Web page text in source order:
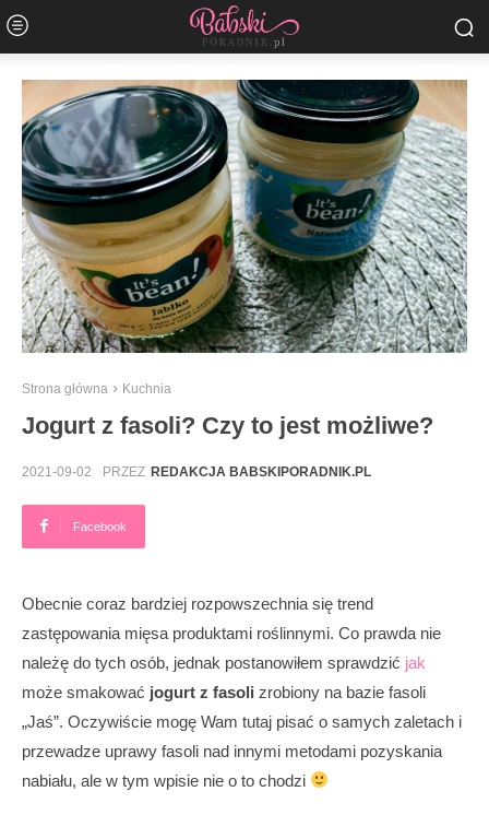
Strona główna Kuchnia
Jogurt z fasoli? Czy to jest możliwe?
2021-09-02 PRZEZ REDAKCJA BABSKIPORADNIK.PL
Facebook
Obecnie coraz bardziej rozpowszechnia się trend
zastępowania mięsa produktami roślinnymi. Co prawda nie
należę do tych osób, jednak postanowiłem sprawdzić jak
może smakować jogurt z fasoli zrobiony na bazie fasoli
„Jaś”. Oczywiście mogę Wam tutaj pisać o samych zaletach i
przewadze uprawy fasoli nad innymi metodami pozyskania
nabiału, ale w tym wpisie nie o to chodzi